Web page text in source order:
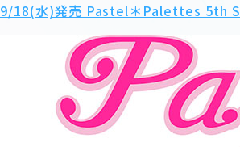
9/18(水)発売 Pastel＊Palettes 5th